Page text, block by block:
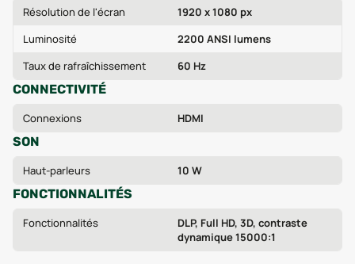
Résolution de l'écran
1920 x 1080 px
Luminosité
2200 ANSI lumens
Taux de rafraîchissement
60 Hz
CONNECTIVITÉ
Connexions HDMI
SON
Haut-parleurs 10 W
FONCTIONNALITÉS
Fonctionnalités
DLP, Full HD, 3D, contraste
dynamique 15000:1